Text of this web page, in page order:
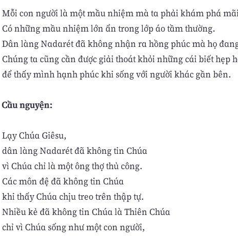
Mỗi con người là một mầu nhiệm mà ta phải khám phá
Có những mầu nhiệm lớn ẩn trong lớp áo tầm thường.
Dân làng Nadarét đã không nhận ra hồng phúc mà họ
Chúng ta cũng cần được giải thoát khỏi những cái biết hẹp
để thấy mình hạnh phúc khi sống với người khác gần bên.
Cầu nguyện:
Lạy Chúa Giêsu,
dân làng Nadarét đã không tin Chúa
vì Chúa chỉ là một ông thợ thủ công.
Các môn đệ đã không tin Chúa
khi thấy Chúa chịu treo trên thập tự.
Nhiều kẻ đã không tin Chúa là Thiên Chúa
chỉ vì Chúa sống như một con người,